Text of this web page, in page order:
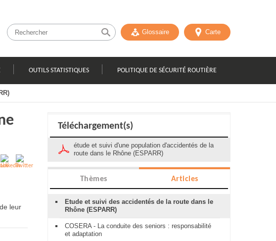
Glossaire Carte
OUTILS STATISTIQUES POLITIQUE DE SÉCURITÉ ROUTIÈRE
leur
Téléchargement(s)
étude et suivi d'une population d'accidentés de la
route dans le Rhône (ESPARR)
Thèmes Articles
Etude et suivi des accidentés de la route dans le
Rhône (ESPARR)
COSERA - La conduite des seniors : responsabilité
et adaptation